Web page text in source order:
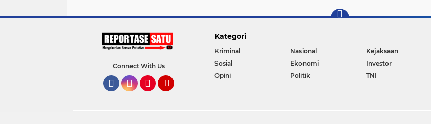
Connect With Us
Kategori
Kriminal Nasional Kejaksaan
Sosial
Ekonomi Investor
Opini
Politik TNI